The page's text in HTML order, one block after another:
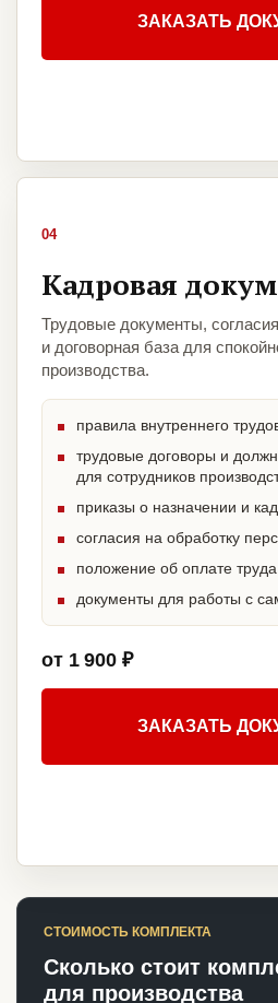
ЗАКАЗАТЬ
04
Кадровая
Трудовые документы,
и договорная база для
производства.
правила внутреннего
трудовые договоры и
для сотрудников
приказы о назначении и
согласия на обработку
положение об оплате труда
документы для работы с
от 1 900 ₽
ЗАКАЗАТЬ
СТОИМОСТЬ КОМПЛЕКТА
Сколько стоит
для производства